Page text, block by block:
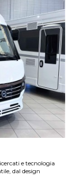
e tecnologia
dal design